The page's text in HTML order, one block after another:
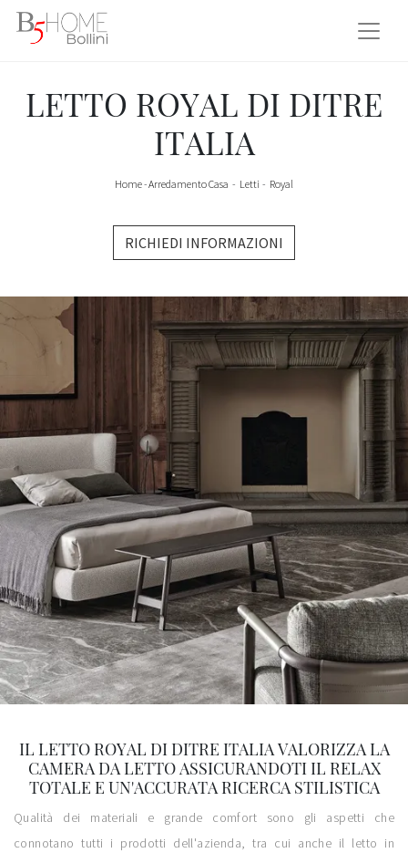
LETTO ROYAL DI DITRE
ITALIA
Home-Arredamento Casa - Letti - Royal
RICHIEDI INFORMAZIONI
IL LETTO ROYAL DI DITRE ITALIA VALORIZZA LA
CAMERA DA LETTO ASSICURANDOTI IL RELAX
TOTALE E UN'ACCURATA RICERCA STILISTICA
Qualità dei materiali e grande comfort sono gli aspetti che
connotano tutti i prodotti dell'azienda, tra cui anche il letto in